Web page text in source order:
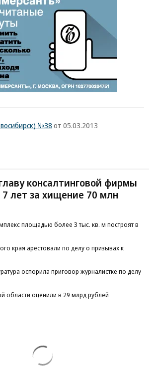
№38 от 05.03.2013
консалтинговой фирмы
лет за хищение 70 млн
площадью более 3 тыс. кв. м построят в
края арестовали по делу о призывах к
оспорила приговор журналистке по делу
области оценили в 29 млрд рублей